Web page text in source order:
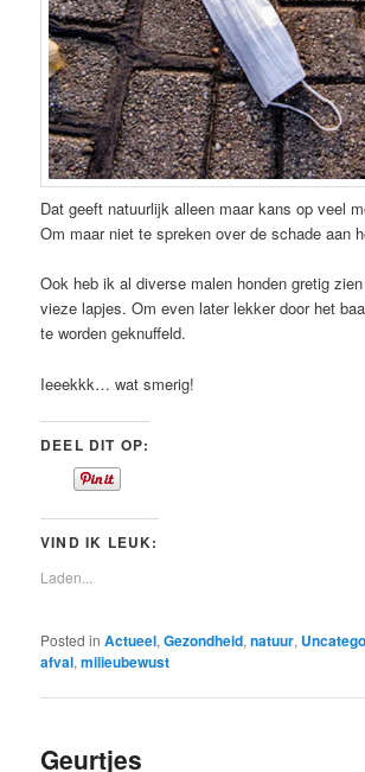
Dat geeft natuurlijk alleen maar kans op veel
Om maar niet te spreken over de schade aan
Ook heb ik al diverse malen honden gretig
vieze lapjes. Om even later lekker door het
te worden geknuffeld.
Ieeekkk… wat smerig!
DEEL DIT OP:
VIND IK LEUK:
Laden...
Posted in Actueel,Gezondheid,natuur,
afval,milieubewust
Geurtjes